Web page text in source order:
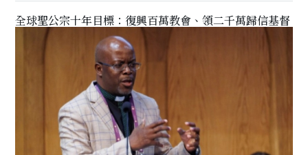
全球聖公宗十年目標：復興百萬教會、領二千萬歸信基督